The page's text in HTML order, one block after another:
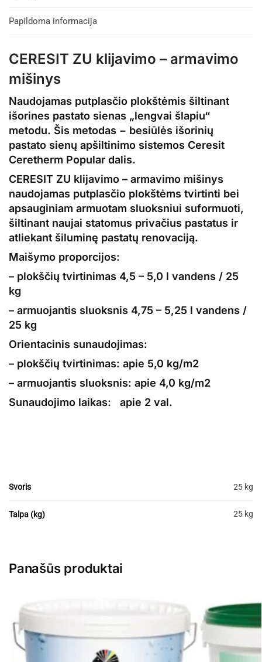
Papildoma informacija
CERESIT ZU klijavimo – armavimo
mišinys
Naudojamas putplasčio plokštėmis šiltinant
išorines pastato sienas „lengvai šlapiu“
metodu. Šis metodas − besiūlės išorinių
pastato sienų apšiltinimo sistemos Ceresit
Ceretherm Popular dalis.
CERESIT ZU klijavimo – armavimo mišinys
naudojamas putplasčio plokštėms tvirtinti bei
apsauginiam armuotam sluoksniui suformuoti,
šiltinant naujai statomus privačius pastatus ir
atliekant šiluminę pastatų renovaciją.
Maišymo proporcijos:
– plokščių tvirtinimas 4,5 – 5,0 l vandens / 25
kg
– armuojantis sluoksnis 4,75 – 5,25 l vandens /
25 kg
Orientacinis sunaudojimas:
– plokščių tvirtinimas: apie 5,0 kg/m2
– armuojantis sluoksnis: apie 4,0 kg/m2
Sunaudojimo laikas: apie 2 val.
Svoris 25 kg
Talpa (kg) 25 kg
Panašūs produktai